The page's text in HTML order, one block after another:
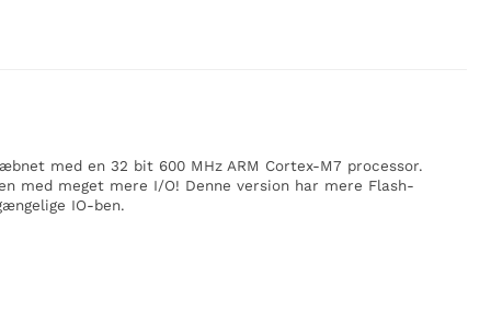
med en 32 bit 600 MHz ARM Cortex-M7 processor.
med meget mere I/O! Denne version har mere Flash-
IO-ben.